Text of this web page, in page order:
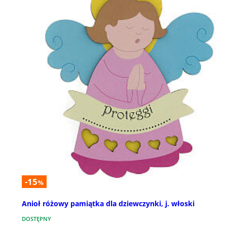
-15%
Anioł różowy pamiątka dla dziewczynki, j. włoski
DOSTĘPNY